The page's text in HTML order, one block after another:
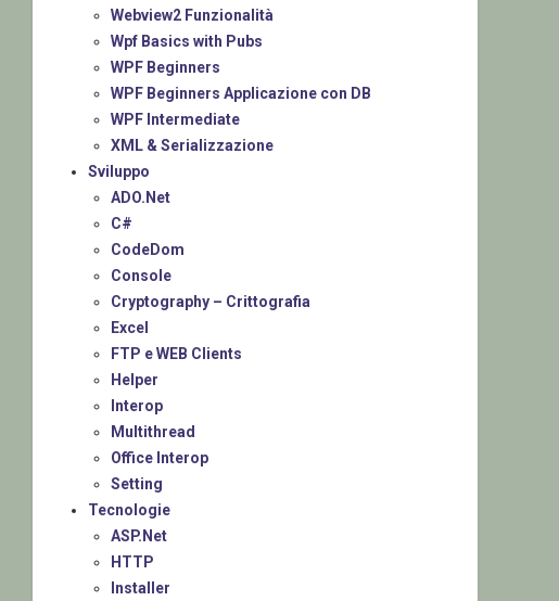
Webview2 Funzionalità
Wpf Basics with Pubs
WPF Beginners
WPF Beginners Applicazione con DB
WPF Intermediate
XML & Serializzazione
Sviluppo
ADO.Net
C#
CodeDom
Console
Cryptography – Crittografia
Excel
FTP e WEB Clients
Helper
Interop
Multithread
Office Interop
Setting
Tecnologie
ASP.Net
HTTP
Installer